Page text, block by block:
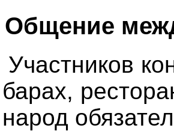
Общение
Участников
барах,
народ